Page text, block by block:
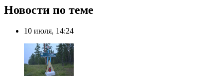
Новости по теме
10 июля, 14:24